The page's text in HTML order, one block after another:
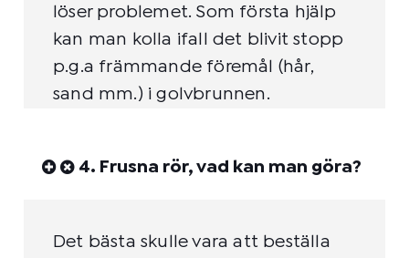
löser problemet. Som första hjälp
kan man kolla ifall det blivit stopp
p.g.a främmande föremål (hår,
sand mm.) i golvbrunnen.
4. Frusna rör, vad kan man göra?
Det bästa skulle vara att beställa